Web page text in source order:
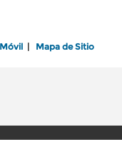
Mapa de Sitio